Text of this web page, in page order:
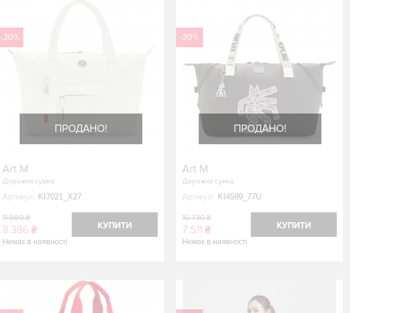
ПРОДАНО!
-30%
Art M
Дорожня сумка
Артикул: KI7021_X27
11 980 ₴
8 386 ₴
Немає в наявності
КУПИТИ
ПРОДАНО!
-30%
Art M
Дорожня сумка
Артикул: KI4599_77U
10 730 ₴
7 511 ₴
Немає в наявності
КУПИТИ